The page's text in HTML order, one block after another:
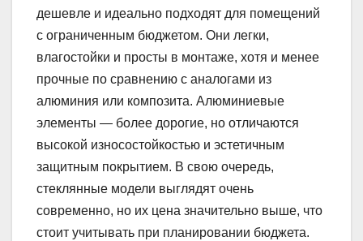
дешевле и идеально подходят для помещений
с ограниченным бюджетом. Они легки,
влагостойки и просты в монтаже, хотя и менее
прочные по сравнению с аналогами из
алюминия или композита. Алюминиевые
элементы — более дорогие, но отличаются
высокой износостойкостью и эстетичным
защитным покрытием. В свою очередь,
стеклянные модели выглядят очень
современно, но их цена значительно выше, что
стоит учитывать при планировании бюджета.